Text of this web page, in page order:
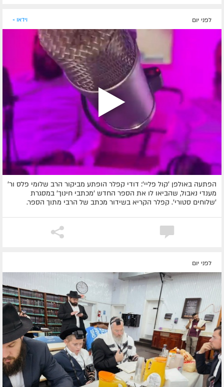
לפני יום וידאו »
הפתעה באולפן 'קול פליי': דודי קפלר הופתע מביקור הרב שלומי פלס ור'
מענדי נאבול, שהביאו לו את הספר החדש 'מכתבי חינוך' במסגרת
'שלוחים סטורי'. קפלר הקריא בשידור מכתב של הרבי מתוך הספר.
לפני יום